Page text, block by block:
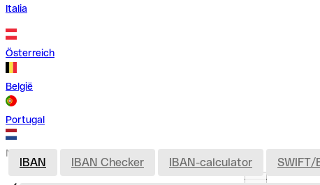
Italia
Österreich
België
Portugal
Nederland
IBAN IBAN Checker IBAN-calculator SWIFT/